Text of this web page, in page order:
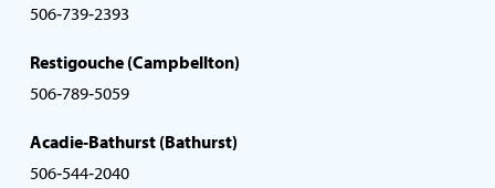
506‑739‑2393
Restigouche (Campbellton)
506‑789‑5059
Acadie‑Bathurst (Bathurst)
506‑544‑2040